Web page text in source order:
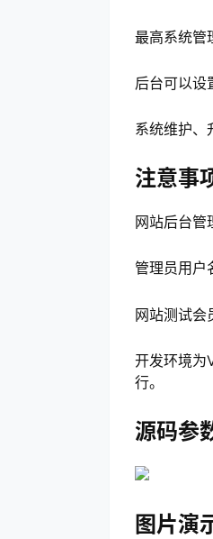
最高系统管
后台可以设
系统维护、
注意事
网站后台
管理员用户
网站测试
开发环境为
行。
源码参
图片演